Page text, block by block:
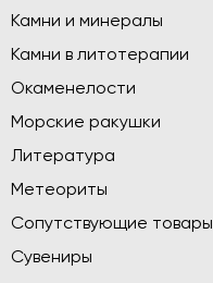
Камни и минералы
Камни в литотерапии
Окаменелости
Морские ракушки
Литература
Метеориты
Сопутствующие товары
Сувениры